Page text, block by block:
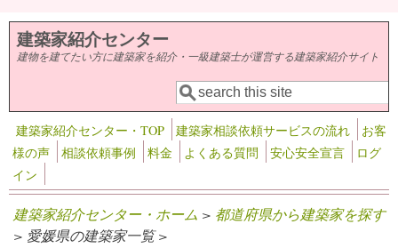
メインコンテンツに移動
建築家紹介センター
建物を建てたい方に建築家を紹介・一級建築士が運営する建築家紹介サイト
検索フォーム
検索
建築家紹介センター・TOP 建築家相談依頼サービスの流れ
お客
様の声
相談依頼事例 料金 よくある質問 安心安全宣言
ログ
イン
建築家紹介センター・ホーム > 都道府県から建築家を探す
> 愛媛県の建築家一覧 >